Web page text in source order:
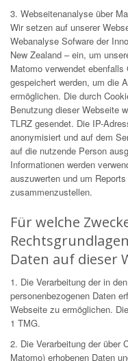
3. Webseitenanalyse über
Wir setzen auf unserer
Webanalyse Sofware der
New Zealand – ein, um
Matomo verwendet
gespeichert werden, um die
ermöglichen. Die durch
Benutzung dieser Webseite
TLRZ gesendet. Die IP-
anonymisiert und auf dem
auf die nutzende Person
Informationen werden
auszuwerten und um
zusammenzustellen.
Für welche
Daten auf dieser
1. Die Verarbeitung der in
personenbezogenen Daten
Webseite zu ermöglichen.
1 TMG.
2. Die Verarbeitung der über
Matomo) erhobenen Daten